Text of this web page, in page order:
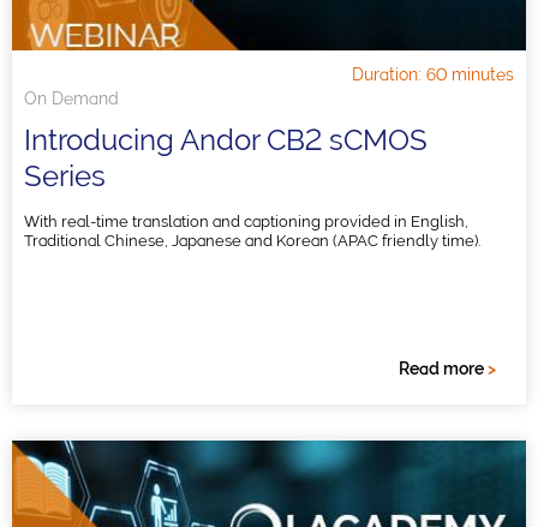
On Demand
Duration: 60 minutes
Introducing Andor CB2 sCMOS
Series
With real-time translation and captioning provided in English,
Traditional Chinese, Japanese and Korean (APAC friendly time).
Read more>